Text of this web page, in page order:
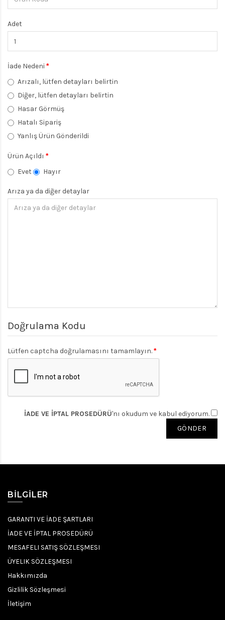
Adet
İade Nedeni
Arızalı, lütfen detayları belirtin
Diğer, lütfen detayları belirtin
Hasar Görmüş
Hatalı Sipariş
Yanlış Ürün Gönderildi
Ürün Açıldı
Evet
Hayır
Arıza ya da diğer detaylar
Doğrulama Kodu
Lütfen captcha doğrulamasını tamamlayın.
İADE VE İPTAL PROSEDÜRÜ'nı okudum ve kabul ediyorum.
BILGILER
GARANTI VE İADE ŞARTLARI
İADE VE İPTAL PROSEDÜRÜ
MESAFELI SATIŞ SÖZLEŞMESI
ÜYELIK SÖZLEŞMESI
Hakkımızda
Gizlilik Sözleşmesi
İletişim